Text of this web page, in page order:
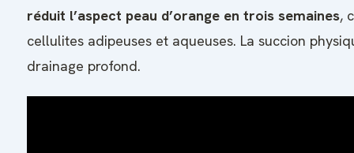
réduit l’aspect peau d’orange en trois semaines,
cellulites adipeuses et aqueuses. La succion
drainage profond.